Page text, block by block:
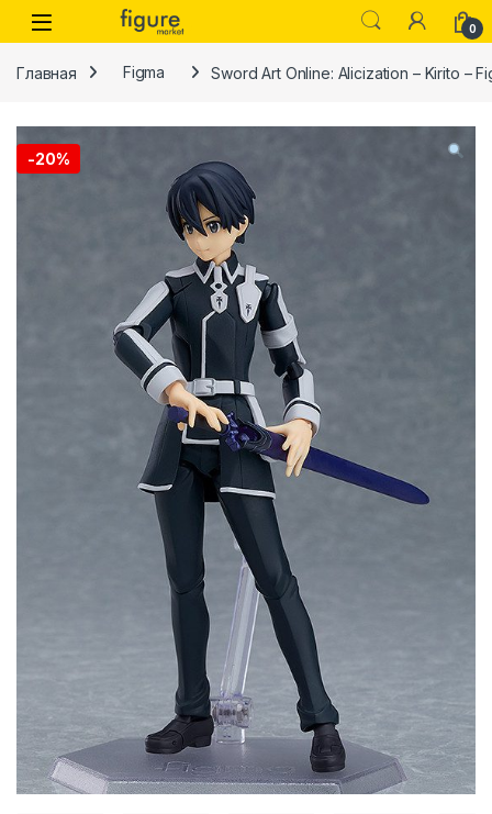
Перейти к навигации
Перейти к контенту
0
Главная Figma Sword Art Online: Alicization – Kirito –
-20%